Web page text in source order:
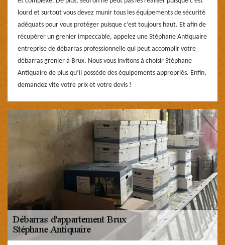
lourd et surtout vous devez munir tous les équipements de sécurité
adéquats pour vous protéger puisque c’est toujours haut. Et afin de
récupérer un grenier impeccable, appelez une Stéphane Antiquaire
entreprise de débarras professionnelle qui peut accomplir votre
débarras grenier à Brux. Nous vous invitons à choisir Stéphane
Antiquaire de plus qu’il possède des équipements appropriés. Enfin,
demandez vite votre prix et votre devis !